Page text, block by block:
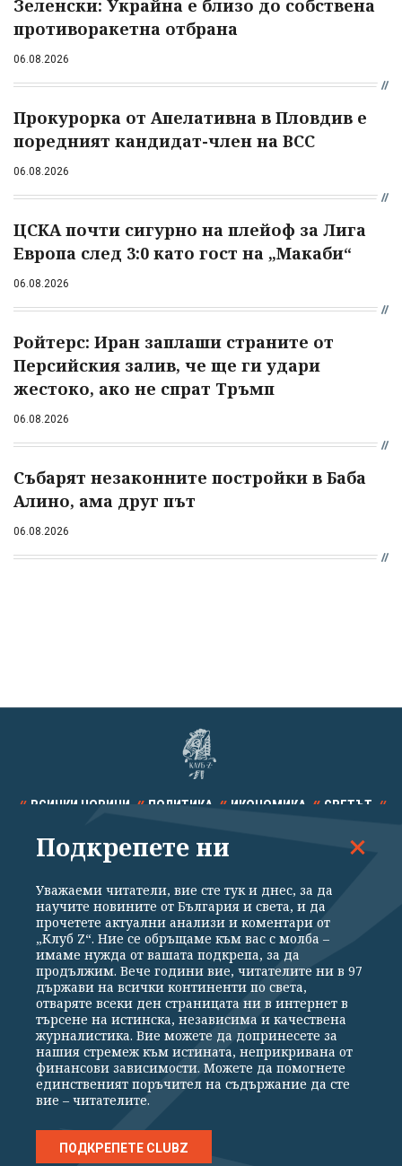
Зеленски: Украйна е близо до собствена
противоракетна отбрана
06.08.2026
Прокурорка от Апелативна в Пловдив е
поредният кандидат-член на ВСС
06.08.2026
ЦСКА почти сигурно на плейоф за Лига
Европа след 3:0 като гост на „Макаби“
06.08.2026
Ройтерс: Иран заплаши страните от
Персийския залив, че ще ги удари
жестоко, ако не спрат Тръмп
06.08.2026
Събарят незаконните постройки в Баба
Алино, ама друг път
06.08.2026
ВСИЧКИ НОВИНИ ПОЛИТИКА ИКОНОМИКА СВЕТЪТ
СПОРТ КУЛТУРА ТЕХНОЛОГИИ КАЛЕЙДОСКОП
Общи условия
Политика за поверителност
Реклама
Партньори Контакти
За Клуб Z
Екип
Подкрепете ни
Издател на www.clubz.bg е „Клуб Зебра Медия“ ЕООД, София, ул. "Алеко
Константинов" 3. Всички права запазени 2026 „Клуб Зебра Медия“
Препечатването на материали, снимки и видео от www.clubz.bg без
разрешение ще бъде преследвано по съдебен път, съгласно
ОБЩИТЕ УСЛОВИЯ
Подкрепете ни
Уважаеми читатели, вие сте тук и днес, за да
научите новините от България и света, и да
прочетете актуални анализи и коментари от
„Клуб Z“. Ние се обръщаме към вас с молба –
имаме нужда от вашата подкрепа, за да
продължим. Вече години вие, читателите ни в 97
държави на всички континенти по света,
отваряте всеки ден страницата ни в интернет в
търсене на истинска, независима и качествена
журналистика. Вие можете да допринесете за
нашия стремеж към истината, неприкривана от
финансови зависимости. Можете да помогнете
единственият поръчител на съдържание да сте
вие – читателите.
ПОДКРЕПЕТЕ CLUBZ